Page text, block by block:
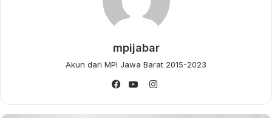
“Perlu dibuat sistem informasi terkait suksesi musywil,”
Memanfaatkan momen musywil akan digunakan pula untuk
menyebarluaskan kesenian khas Cirebon.
Untuk itu, Komunitas Seniman Cirebon sudah diajak dan
mpijabar
Akun dari MPI Jawa Barat 2015-2023
Instagram